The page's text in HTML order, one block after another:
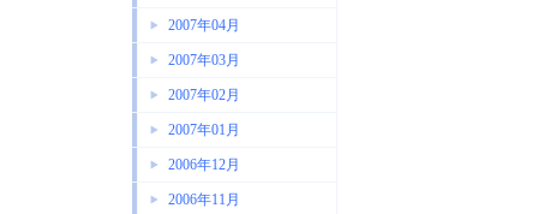
2007年04月
2007年03月
2007年02月
2007年01月
2006年12月
2006年11月